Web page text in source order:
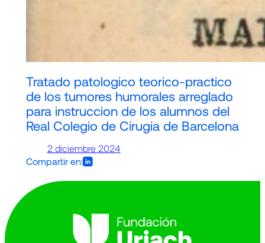
Tratado patologico teorico-practico
de los tumores humorales arreglado
para instruccion de los alumnos del
Real Colegio de Cirugia de Barcelona
2 diciembre 2024
Compartir en: